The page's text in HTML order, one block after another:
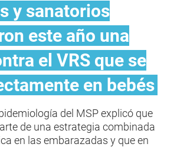
y sanatorios
este año una
el VRS que se
en bebés
del MSP explicó que
de una estrategia combinada
en las embarazadas y que en